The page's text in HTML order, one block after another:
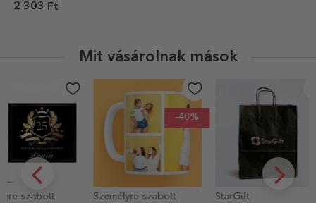
Hópelyhek
2 303 Ft
Mit vásárolnak mások
-40%
Személyre szabott
StarGift